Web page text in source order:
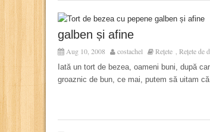
galben și afine
Aug 10, 2008 costachel Rețete , Rețete de
Iată un tort de bezea, oameni buni, după
groaznic de bun, ce mai, putem să uitam